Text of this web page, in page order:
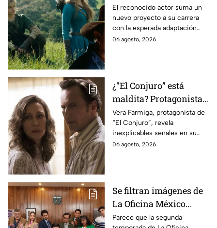
antes de morir: esto es
lo que se sabe hasta
ahora
El reconocido actor suma un
nuevo proyecto a su carrera
con la esperada adaptación
cinematográfica del popular
06 agosto, 2026
¿"El Conjuro” está
maldita? Protagonista
revela INQUIETANTES
señales en su cuerpo
durante la grabación de
la película
Vera Farmiga, protagonista de
“El Conjuro”, revela
inexplicables señales en su
cuerpo durante el rodaje de la
06 agosto, 2026
Se filtran imágenes de
La Oficina México
temporada 2 y un
Parece que la segunda